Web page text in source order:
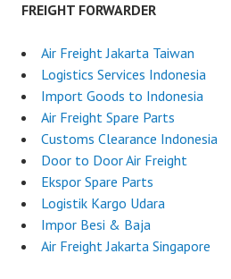
FREIGHT FORWARDER
Air Freight Jakarta Taiwan
Logistics Services Indonesia
Import Goods to Indonesia
Air Freight Spare Parts
Customs Clearance Indonesia
Door to Door Air Freight
Ekspor Spare Parts
Logistik Kargo Udara
Impor Besi & Baja
Air Freight Jakarta Singapore